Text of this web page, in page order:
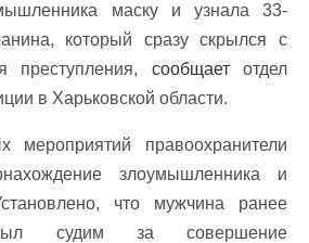
маску и узнала 33-
который сразу скрылся с
преступления, сообщаетотдел
в Харьковской области.
мероприятий правоохранители
злоумышленника и
что мужчина ранее
был судим за совершение